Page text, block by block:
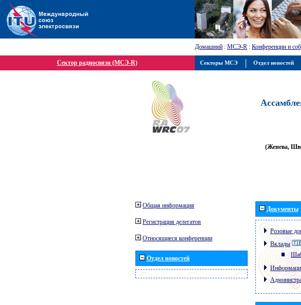
Домашний : МСЭ-R : Конференции и
Сектор радиосвязи (МСЭ-R)
(Женева,
Общая информация
Регистрация делегатов
Относящиеся конференции
Отдел новостей
Документы
Розовые
Вклады
Секторы МСЭ Отдел новостей